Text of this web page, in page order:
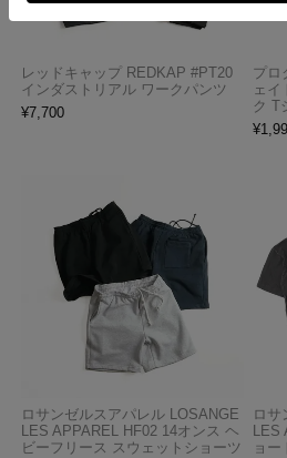
レッドキャップ REDKAP #PT20
インダストリアル ワークパンツ
¥7,700
プロ
ェイ
ク T
¥
ロサンゼルスアパレル LOSANGE
LES APPAREL HF02 14オンス ヘ
ビーフリース スウェットショーツ
ロサ
LES
ョ